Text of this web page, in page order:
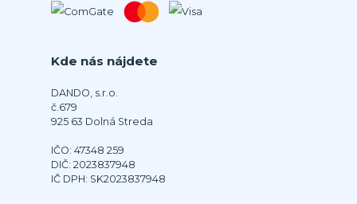
Kde nás nájdete
DANDO, s.r.o.
č.679
925 63 Dolná Streda
IČO: 47348 259
DIČ: 2023837948
IČ DPH: SK2023837948